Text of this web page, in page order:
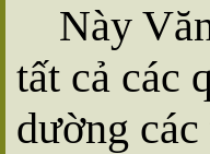
Này
tất cả các
dường